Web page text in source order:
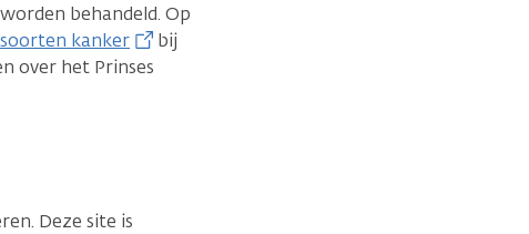
behandeld. Op
kanker
bij
over het Prinses
Deze site is